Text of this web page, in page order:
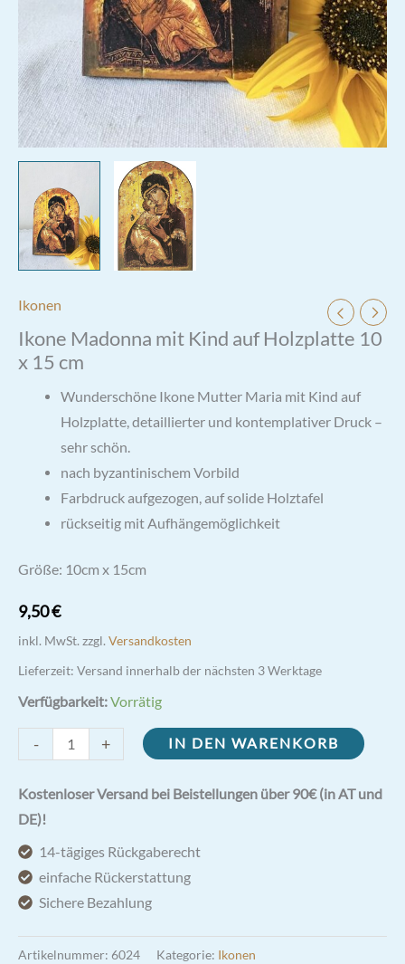
Ikonen
Ikone Madonna mit Kind auf Holzplatte 10
x 15 cm
Wunderschöne Ikone Mutter Maria mit Kind auf
Holzplatte, detaillierter und kontemplativer Druck –
sehr schön.
nach byzantinischem Vorbild
Farbdruck aufgezogen, auf solide Holztafel
rückseitig mit Aufhängemöglichkeit
Größe: 10cm x 15cm
9,50€
inkl. MwSt. zzgl. Versandkosten
Lieferzeit: Versand innerhalb der nächsten 3 Werktage
Verfügbarkeit:Vorrätig
-
Madonna
mit
Kind
auf
Holzplatte
10
15
+ IN DEN WARENKORB
Kostenloser Versand bei Beistellungen über 90€ (in AT und
DE)!
14-tägiges Rückgaberecht
einfache Rückerstattung
Sichere Bezahlung
Artikelnummer: 6024 Kategorie: Ikonen